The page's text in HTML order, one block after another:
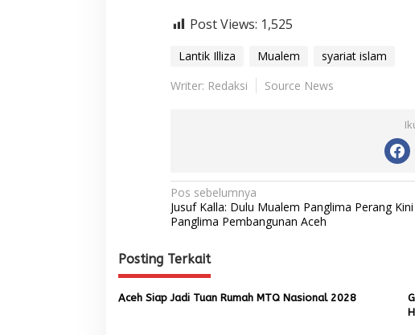
Post Views: 1,525
Lantik Illiza Mualem
syariat islam
Writer: Redaksi
Source News
N
a
i
g
a
Pos sebelumnya
Jusuf Kalla: Dulu Mualem Panglima Perang Kini
Panglima Pembangunan Aceh
Posting Terkait
Aceh Siap Jadi Tuan Rumah MTQ Nasional 2028